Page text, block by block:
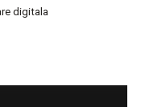
digitala